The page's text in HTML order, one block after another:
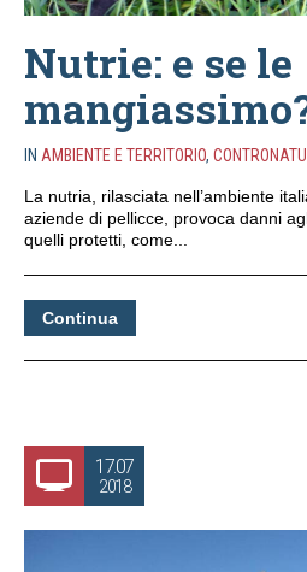
Nutrie: e se le
IN AMBIENTE E TERRITORIO,
La nutria, rilasciata nell’ambiente
aziende di pellicce, provoca danni
quelli protetti, come...
Continua
17.07
2018